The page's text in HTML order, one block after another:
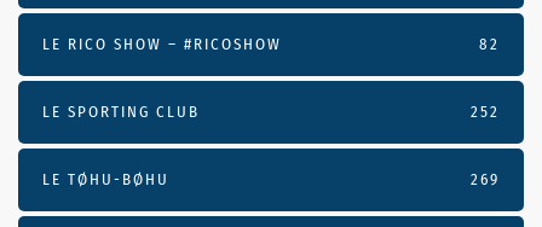
LE RICO SHOW – #RICOSHOW 82
LE SPORTING CLUB 252
LE TØHU-BØHU 269